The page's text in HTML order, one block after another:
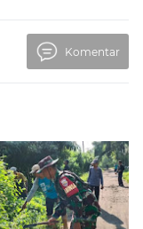
Komentar